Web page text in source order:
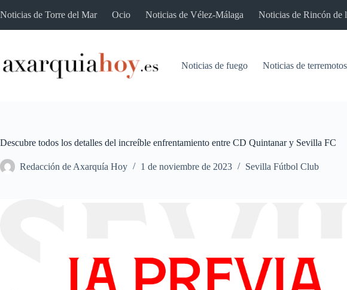
al
Noticias de Torre del Mar Ocio Noticias de Vélez-Málaga Noticias de Rincón de
Noticias de fuego Noticias de terremotos
Descubre todos los detalles del increíble enfrentamiento entre CD Quintanar y Sevilla FC
Redacción de Axarquía Hoy 1 de noviembre de 2023 Sevilla Fútbol Club